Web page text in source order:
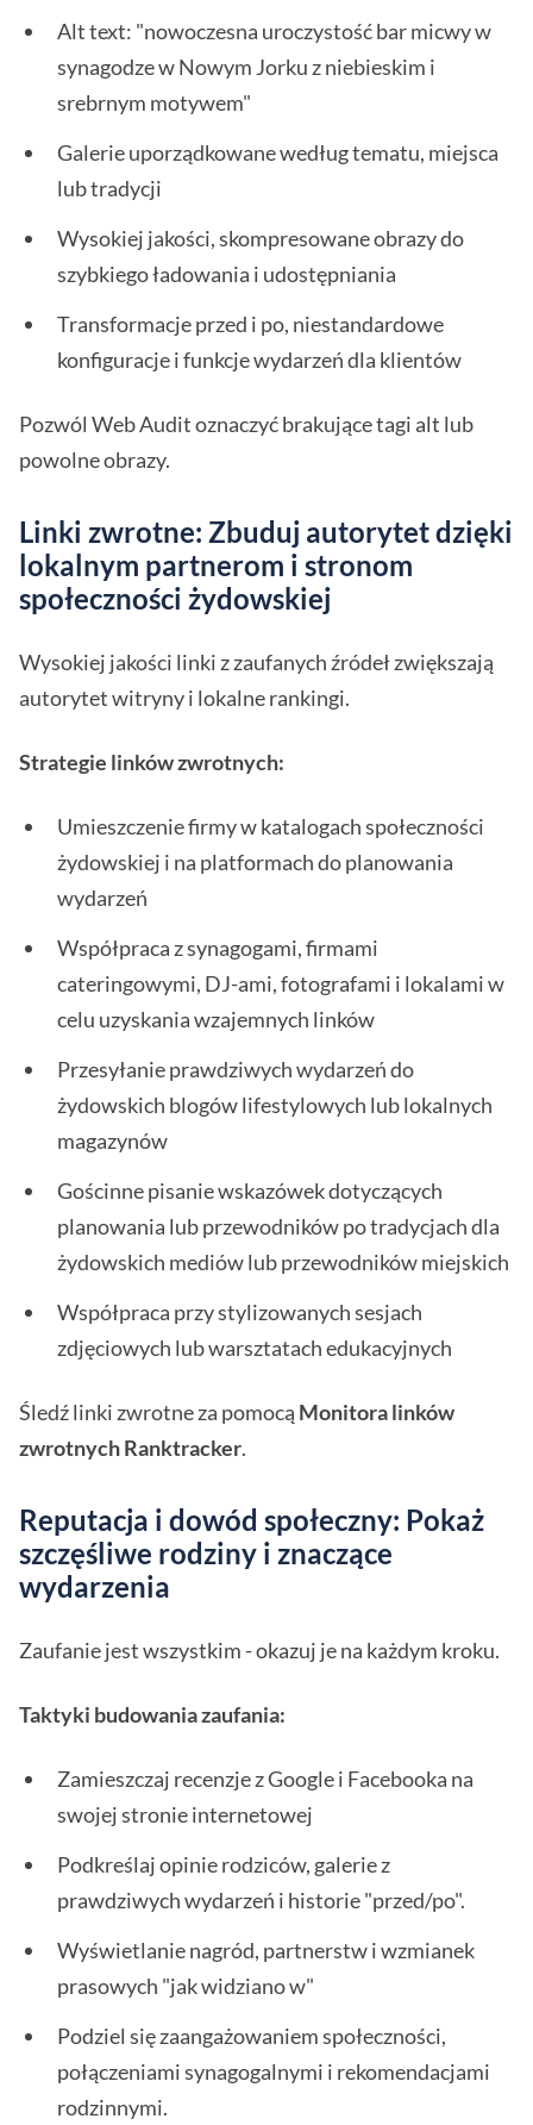
Alt text: "nowoczesna uroczystość bar micwy w
synagodze w Nowym Jorku z niebieskim i
srebrnym motywem"
Galerie uporządkowane według tematu, miejsca
lub tradycji
Wysokiej jakości, skompresowane obrazy do
szybkiego ładowania i udostępniania
Transformacje przed i po, niestandardowe
konfiguracje i funkcje wydarzeń dla klientów
Pozwól Web Audit oznaczyć brakujące tagi alt lub
powolne obrazy.
Linki zwrotne: Zbuduj autorytet dzięki
lokalnym partnerom i stronom
społeczności żydowskiej
Wysokiej jakości linki z zaufanych źródeł zwiększają
autorytet witryny i lokalne rankingi.
Strategie linków zwrotnych:
Umieszczenie firmy w katalogach społeczności
żydowskiej i na platformach do planowania
wydarzeń
Współpraca z synagogami, firmami
cateringowymi, DJ-ami, fotografami i lokalami w
celu uzyskania wzajemnych linków
Przesyłanie prawdziwych wydarzeń do
żydowskich blogów lifestylowych lub lokalnych
magazynów
Gościnne pisanie wskazówek dotyczących
planowania lub przewodników po tradycjach dla
żydowskich mediów lub przewodników miejskich
Współpraca przy stylizowanych sesjach
zdjęciowych lub warsztatach edukacyjnych
Śledź linki zwrotne za pomocą Monitora linków
zwrotnych Ranktracker.
Reputacja i dowód społeczny: Pokaż
szczęśliwe rodziny i znaczące
wydarzenia
Zaufanie jest wszystkim - okazuj je na każdym kroku.
Taktyki budowania zaufania:
Zamieszczaj recenzje z Google i Facebooka na
swojej stronie internetowej
Podkreślaj opinie rodziców, galerie z
prawdziwych wydarzeń i historie "przed/po".
Wyświetlanie nagród, partnerstw i wzmianek
prasowych "jak widziano w"
Podziel się zaangażowaniem społeczności,
połączeniami synagogalnymi i rekomendacjami
rodzinnymi.